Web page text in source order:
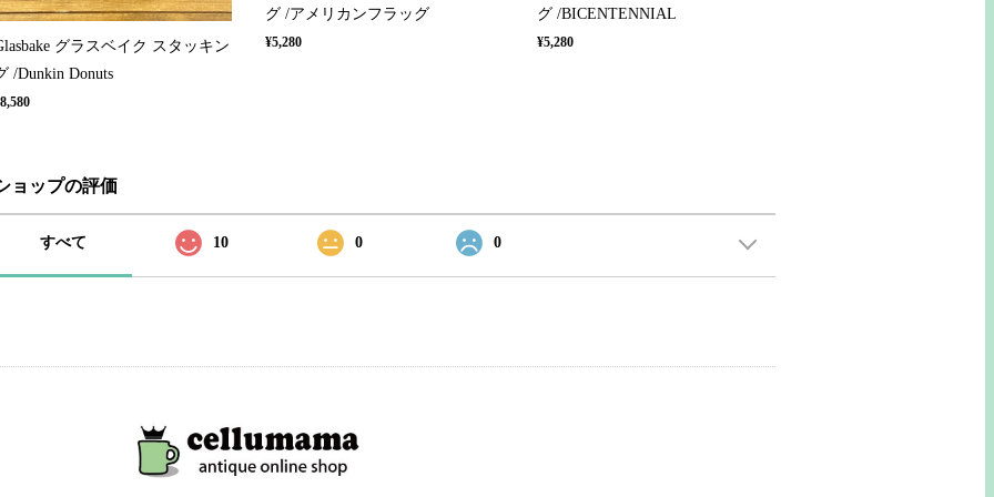
グラスベイク スタッキン
/Dunkin Donuts
グ /アメリカンフラッグ
¥5,280
グ /BICENTENNIAL
¥5,280
ョップの評価
すべて 10 0 0